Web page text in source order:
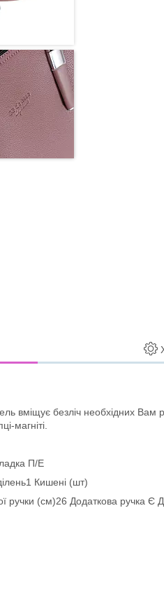
вміщує безліч необхідних Вам
магніті.
П/Е
Кишені (шт)
ручки (см)26 Додаткова ручка Є